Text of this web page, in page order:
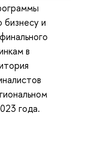
и
в
года.